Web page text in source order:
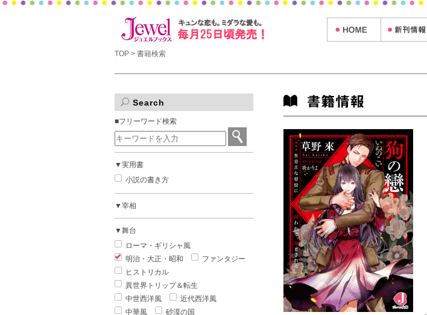
TOP > 書籍検索
Search
■フリーワード検索
▼実用書
小説の書き方
▼宰相
▼舞台
ローマ・ギリシャ風
明治・大正・昭和
ファンタジー
ヒストリカル
異世界トリップ＆転生
中世西洋風
近代西洋風
中華風
砂漠の国